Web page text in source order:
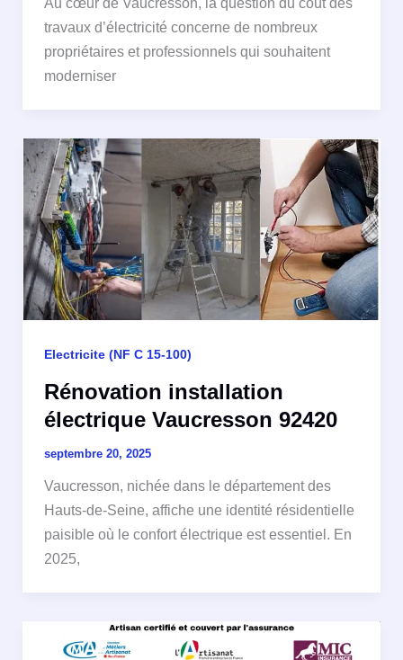
Au cœur de Vaucresson, la question du coût des
travaux d’électricité concerne de nombreux
propriétaires et professionnels qui souhaitent
moderniser
Electricite (NF C 15-100)
Rénovation installation
électrique Vaucresson 92420
septembre 20, 2025
Vaucresson, nichée dans le département des
Hauts-de-Seine, affiche une identité résidentielle
paisible où le confort électrique est essentiel. En
2025,